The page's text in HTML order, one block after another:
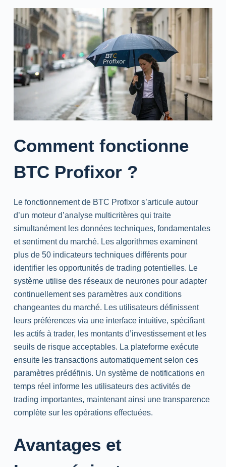
Comment fonctionne
BTC Profixor ?
Le fonctionnement de BTC Profixor s’articule autour
d’un moteur d’analyse multicritères qui traite
simultanément les données techniques, fondamentales
et sentiment du marché. Les algorithmes examinent
plus de 50 indicateurs techniques différents pour
identifier les opportunités de trading potentielles. Le
système utilise des réseaux de neurones pour adapter
continuellement ses paramètres aux conditions
changeantes du marché. Les utilisateurs définissent
leurs préférences via une interface intuitive, spécifiant
les actifs à trader, les montants d’investissement et les
seuils de risque acceptables. La plateforme exécute
ensuite les transactions automatiquement selon ces
paramètres prédéfinis. Un système de notifications en
temps réel informe les utilisateurs des activités de
trading importantes, maintenant ainsi une transparence
complète sur les opérations effectuées.
Avantages et